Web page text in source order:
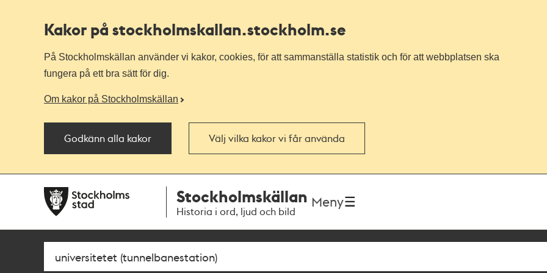
Kakor på stockholmskallan.stockholm.se
På Stockholmskällan använder vi kakor, cookies, för att sammanställa statistik och för att webbplatsen ska
fungera på ett bra sätt för dig.
Om kakor på Stockholmskällan
Godkänn alla kakor Välj vilka kakor vi får använda
navigationen
huvudinnehållet
Stockholmskällan
Historia i ord, ljud och bild
Meny
Sök